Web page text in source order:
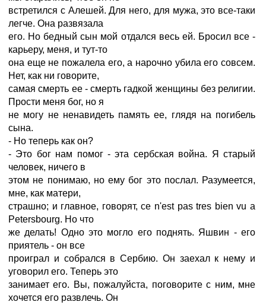
встретился с Алешей. Для него, для мужа, это все-таки
легче. Она развязала
его. Но бедный сын мой отдался весь ей. Бросил все -
карьеру, меня, и тут-то
она еще не пожалела его, а нарочно убила его совсем.
Нет, как ни говорите,
самая смерть ее - смерть гадкой женщины без религии.
Прости меня бог, но я
не могу не ненавидеть память ее, глядя на погибель
сына.
- Но теперь как он?
- Это бог нам помог - эта сербская война. Я старый
человек, ничего в
этом не понимаю, но ему бог это послал. Разумеется,
мне, как матери,
страшно; и главное, говорят, ce n'est pas tres bien vu a
Petersbourg. Но что
же делать! Одно это могло его поднять. Яшвин - его
приятель - он все
проиграл и собрался в Сербию. Он заехал к нему и
уговорил его. Теперь это
занимает его. Вы, пожалуйста, поговорите с ним, мне
хочется его развлечь. Он